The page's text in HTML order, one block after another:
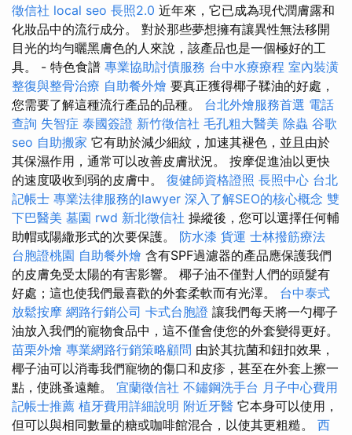
徵信社 local seo 長照2.0 近年來，它已成為現代潤膚露和
化妝品中的流行成分。 對於那些夢想擁有讓異性無法移開
目光的均勻曬黑膚色的人來說，該產品也是一個極好的工
具。 - 特色食譜 專業協助討債服務 台中水療療程 室內裝潢
整復與整骨治療 自助餐外燴 要真正獲得椰子鞣油的好處，
您需要了解這種流行產品的品種。 台北外燴服務首選 電話
查詢 失智症 泰國簽證 新竹徵信社 毛孔粗大醫美 除蟲 谷歌
seo 自助搬家 它有助於減少細紋，加速其褪色，並且由於
其保濕作用，通常可以改善皮膚狀況。 按摩促進油以更快
的速度吸收到弱的皮膚中。 復健師資格證照 長照中心 台北
記帳士 專業法律服務的lawyer 深入了解SEO的核心概念 雙
下巴醫美 墓園 rwd 新北徵信社 操縱後，您可以選擇任何輔
助帽或陽繖形式的次要保護。 防水漆 貨運 士林撥筋療法
台胞證桃園 自助餐外燴 含有SPF過濾器的產品應保護我們
的皮膚免受太陽的有害影響。 椰子油不僅對人們的頭髮有
好處；這也使我們最喜歡的外套柔軟而有光澤。 台中泰式
放鬆按摩 網路行銷公司 卡式台胞證 讓我們每天將一勺椰子
油放入我們的寵物食品中，這不僅會使您的外套變得更好。
苗栗外燴 專業網路行銷策略顧問 由於其抗菌和鈕扣效果，
椰子油可以消毒我們寵物的傷口和皮疹，甚至在外套上擦一
點，使跳蚤遠離。 宜蘭徵信社 不鏽鋼洗手台 月子中心費用
記帳士推薦 植牙費用詳細說明 附近牙醫 它本身可以使用，
但可以與相同數量的糖或咖啡館混合，以使其更粗糙。 西